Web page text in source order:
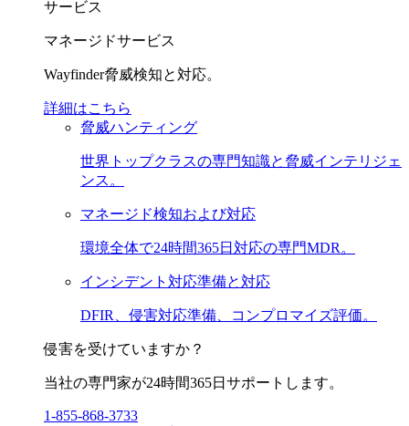
サービス
マネージドサービス
Wayfinder脅威検知と対応。
詳細はこちら
脅威ハンティング
世界トップクラスの専門知識と脅威インテリジェ
ンス。
マネージド検知および対応
環境全体で24時間365日対応の専門MDR。
インシデント対応準備と対応
DFIR、侵害対応準備、コンプロマイズ評価。
侵害を受けていますか？
当社の専門家が24時間365日サポートします。
1-855-868-3733